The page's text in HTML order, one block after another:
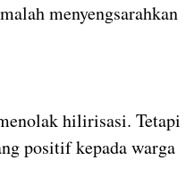
menyengsarahkan
hilirisasi. Tetapi
positif kepada warga